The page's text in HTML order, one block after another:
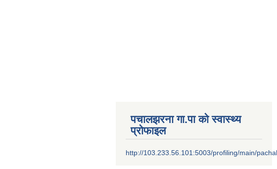
पचालझरना गा.पा को स्वास्थ्य
प्रोफाइल
http://103.233.56.101:5003/profiling/main/pachal